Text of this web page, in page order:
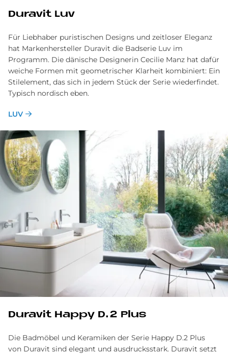
Du­ra­vit Luv
Für Liebhaber puristischen Designs und zeitloser Eleganz
hat Markenhersteller Duravit die Badserie Luv im
Programm. Die dänische Designerin Cecilie Manz hat dafür
weiche Formen mit geometrischer Klarheit kombiniert: Ein
Stilelement, das sich in jedem Stück der Serie wiederfindet.
Typisch nordisch eben.
LUV
Du­ra­vit Hap­py D.2 Plus
Die Badmöbel und Keramiken der Serie Happy D.2 Plus
von Duravit sind elegant und ausdrucksstark. Duravit setzt